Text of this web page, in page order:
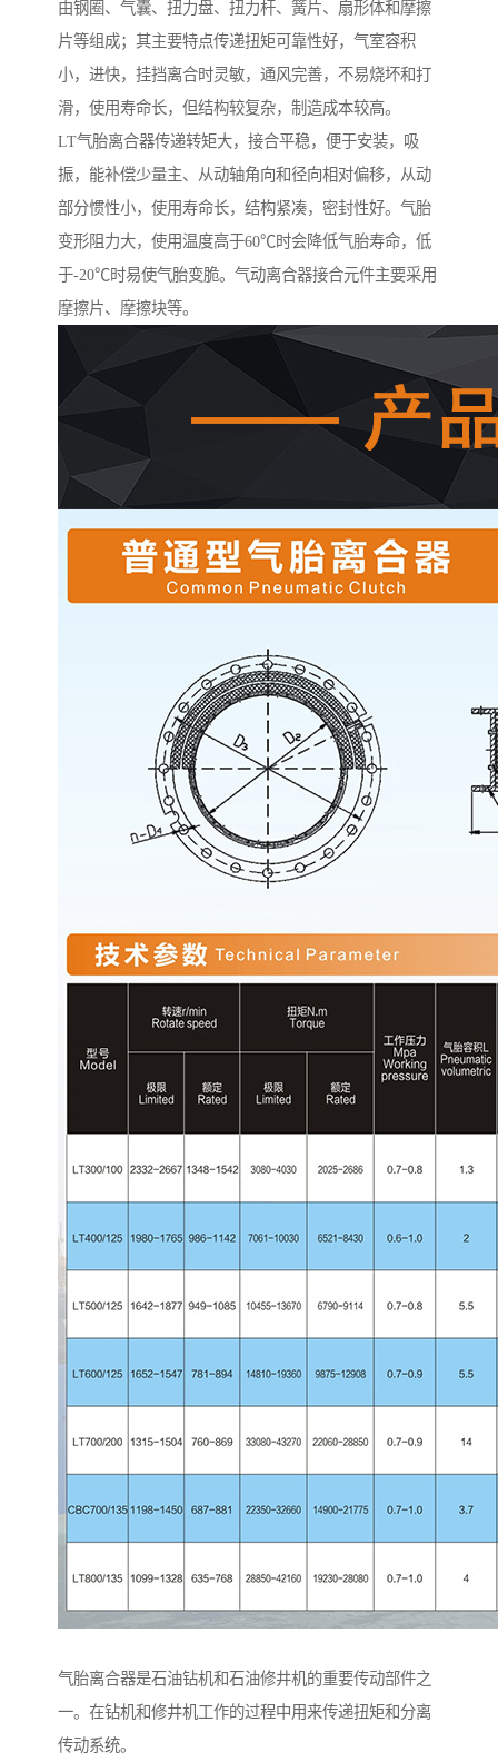
由钢圈、气囊、扭力盘、扭力杆、簧片、扇形体和摩擦
片等组成；其主要特点传递扭矩可靠性好，气室容积
小，进快，挂挡离合时灵敏，通风完善，不易烧坏和打
滑，使用寿命长，但结构较复杂，制造成本较高。
LT气胎离合器传递转矩大，接合平稳，便于安装，吸
振，能补偿少量主、从动轴角向和径向相对偏移，从动
部分惯性小，使用寿命长，结构紧凑，密封性好。气胎
变形阻力大，使用温度高于60℃时会降低气胎寿命，低
于-20℃时易使气胎变脆。气动离合器接合元件主要采用
摩擦片、摩擦块等。
气胎离合器是石油钻机和石油修井机的重要传动部件之
一。在钻机和修井机工作的过程中用来传递扭矩和分离
传动系统。